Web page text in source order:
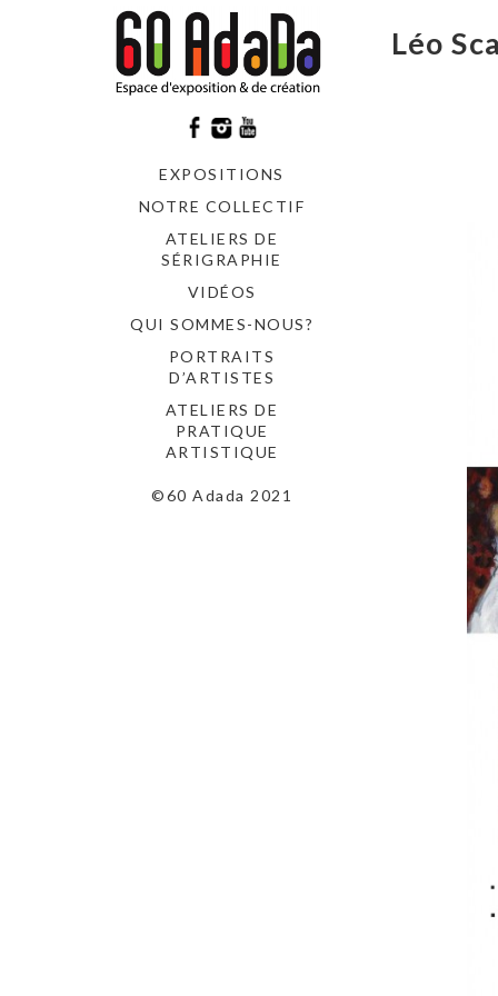
EXPOSITIONS
NOTRE COLLECTIF
ATELIERS DE
SÉRIGRAPHIE
VIDÉOS
QUI SOMMES-NOUS?
PORTRAITS
D’ARTISTES
ATELIERS DE
PRATIQUE
ARTISTIQUE
©60 Adada 2021
Léo